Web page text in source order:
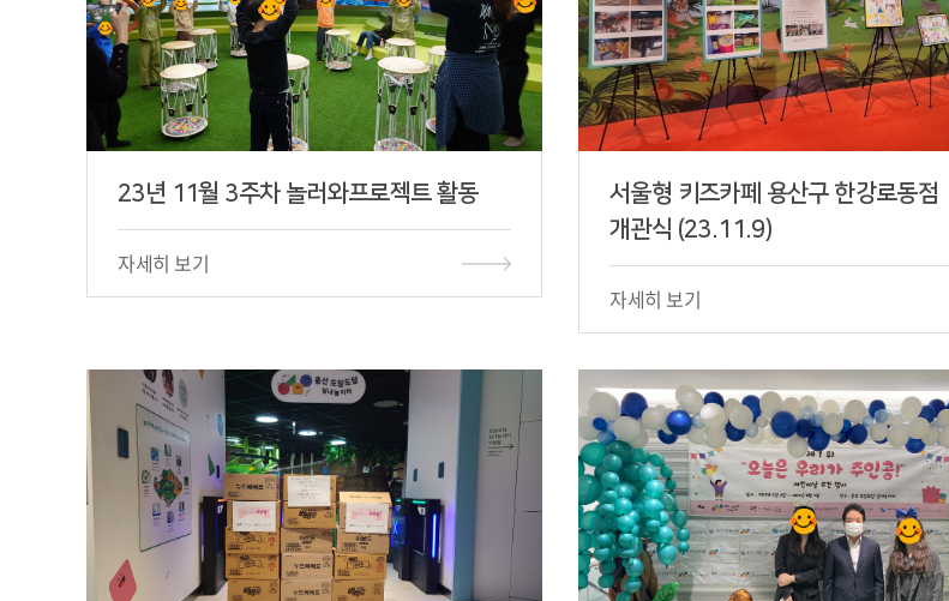
23년 11월 3주차 놀러와프로젝트 활동
자세히 보기
서울형 키즈카페 용산구 한강로동점
개관식 (23.11.9)
자세히 보기